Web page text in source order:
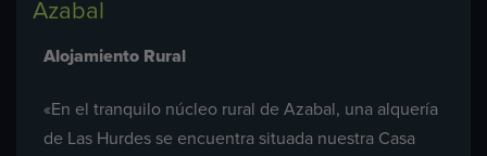
Azabal
Alojamiento Rural
«En el tranquilo núcleo rural de Azabal, una alquería
de Las Hurdes se encuentra situada nuestra Casa